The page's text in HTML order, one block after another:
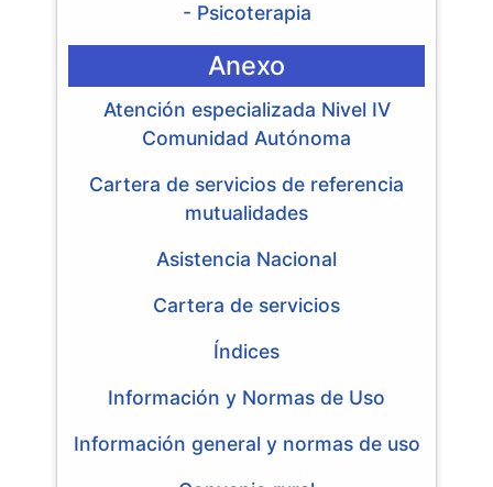
- Psicoterapia
Anexo
Atención especializada Nivel IV
Comunidad Autónoma
Cartera de servicios de referencia
mutualidades
Asistencia Nacional
Cartera de servicios
Índices
Información y Normas de Uso
Información general y normas de uso